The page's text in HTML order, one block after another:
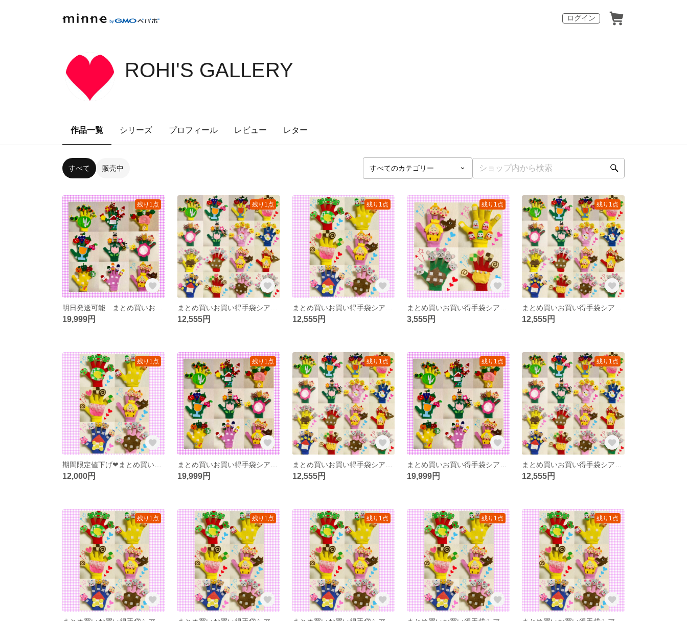
ログイン
ROHI'S GALLERY
作品一覧 シリーズ プロフィール レビュー レター
すべて 販売中
残り1点
19,999円
残り1点
12,555円
残り1点
12,555円
残り1点
3,555円
残り1点
12,555円
残り1点
12,000円
残り1点
19,999円
残り1点
12,555円
残り1点
19,999円
残り1点
12,555円
残り1点 残り1点 残り1点 残り1点 残り1点